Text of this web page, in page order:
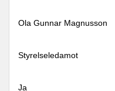
Ola Gunnar Magnusson
Styrelseledamot
Ja